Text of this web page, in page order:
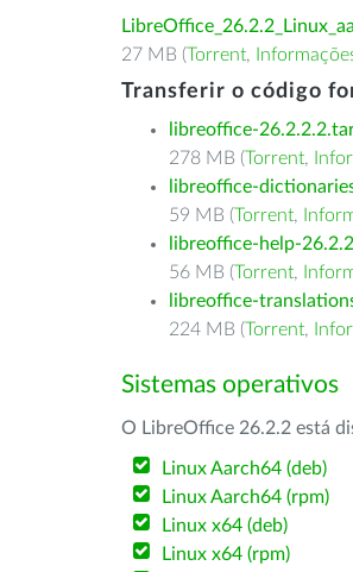
27 MB (Torrent,
Transferir o código
libreoffice-
278 MB (Torrent,
libreoffice-
59 MB (Torrent,
libreoffice-help-
56 MB (Torrent,
libreoffice-
224 MB (Torrent,
Sistemas operativos
O LibreOffice 26.2.2 está
Linux Aarch64 (deb)
Linux Aarch64 (rpm)
Linux x64 (deb)
Linux x64 (rpm)